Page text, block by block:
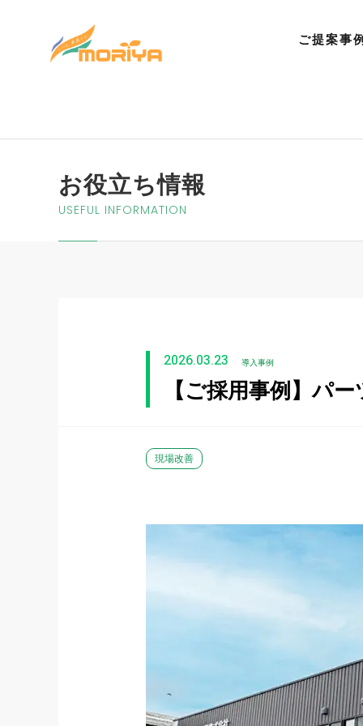
ご提案事
お役立ち情報
USEFUL INFORMATION
2026.03.23 導入事例
【ご採用事例】パ
現場改善